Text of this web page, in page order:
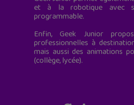
et à la robotique avec
programmable.
Enfin, Geek Junior
professionnelles à
mais aussi des animations
(collège, lycée).